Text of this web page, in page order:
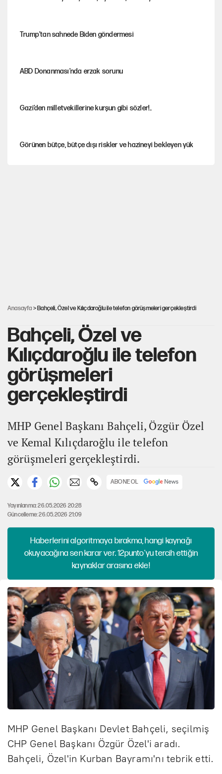
Trump’tan sahnede Biden göndermesi
ABD Donanması’nda erzak sorunu
Gazi’den milletvekillerine kurşun gibi sözler!..
Görünen bütçe, bütçe dışı riskler ve hazineyi bekleyen yük
Anasayfa > Bahçeli, Özel ve Kılıçdaroğlu ile telefon görüşmeleri gerçekleştirdi
Bahçeli, Özel ve
Kılıçdaroğlu ile telefon
görüşmeleri
gerçekleştirdi
MHP Genel Başkanı Bahçeli, Özgür Özel
ve Kemal Kılıçdaroğlu ile telefon
görüşmeleri gerçekleştirdi.
ABONE OL
Yayınlanma: 26.05.2026 20:28
Güncelleme: 26.05.2026 21:09
Haberlerini algoritmaya bırakma, hangi kaynağı
okuyacağına sen karar ver. 12punto'yu tercih ettiğin
kaynaklar arasına ekle!
MHP Genel Başkanı Devlet Bahçeli, seçilmiş
CHP Genel Başkanı Özgür Özel'i aradı.
Bahçeli, Özel'in Kurban Bayramı'nı tebrik etti.